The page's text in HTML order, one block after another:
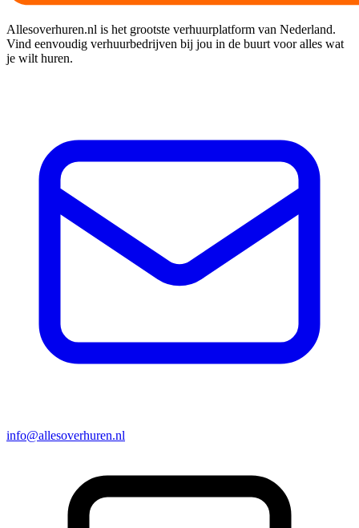
Allesoverhuren.nl is het grootste verhuurplatform van Nederland.
Vind eenvoudig verhuurbedrijven bij jou in de buurt voor alles wat
je wilt huren.
info@allesoverhuren.nl